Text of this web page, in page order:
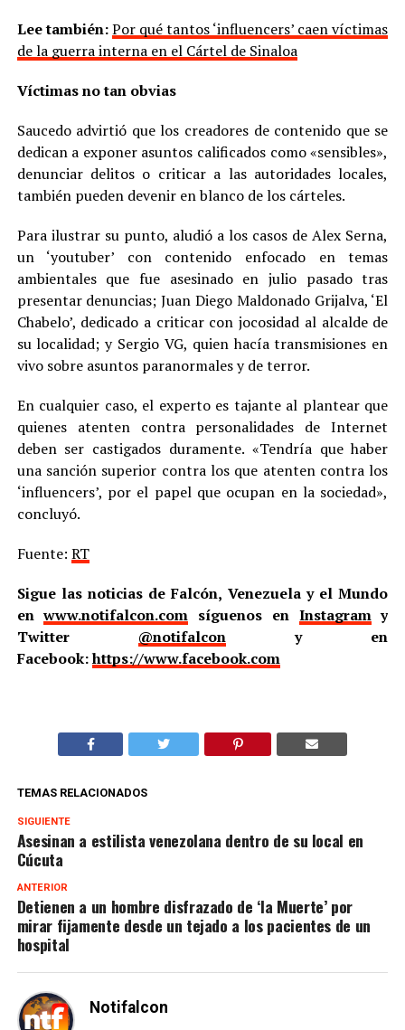
Lee también:Por qué tantos ‘influencers’ caen víctimas
de la guerra interna en el Cártel de Sinaloa
Víctimas no tan obvias
Saucedo advirtió que los creadores de contenido que se
dedican a exponer asuntos calificados como «sensibles»,
denunciar delitos o criticar a las autoridades locales,
también pueden devenir en blanco de los cárteles.
Para ilustrar su punto, aludió a los casos de Alex Serna,
un ‘youtuber’ con contenido enfocado en temas
ambientales que fue asesinado en julio pasado tras
presentar denuncias; Juan Diego Maldonado Grijalva, ‘El
Chabelo’, dedicado a criticar con jocosidad al alcalde de
su localidad; y Sergio VG, quien hacía transmisiones en
vivo sobre asuntos paranormales y de terror.
En cualquier caso, el experto es tajante al plantear que
quienes atenten contra personalidades de Internet
deben ser castigados duramente. «Tendría que haber
una sanción superior contra los que atenten contra los
‘influencers’, por el papel que ocupan en la sociedad»,
concluyó.
Fuente: RT
Sigue las noticias de Falcón, Venezuela y el Mundo
enwww.notifalcon.com síguenos en Instagramy
Twitter @notifalcony en
Facebook:https://www.facebook.com
TEMAS RELACIONADOS
SIGUIENTE
Asesinan a estilista venezolana dentro de su local en
Cúcuta
ANTERIOR
Detienen a un hombre disfrazado de ‘la Muerte’ por
mirar fijamente desde un tejado a los pacientes de un
hospital
Notifalcon